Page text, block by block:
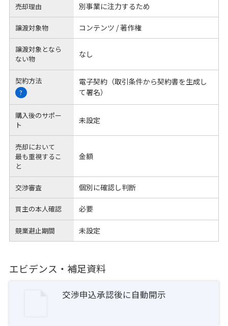
売却理由 別事業に注力するため
譲渡対象物 コンテンツ / 著作権
譲渡対象となら
ない物
なし
契約方法
?
電子契約（取引条件から契約書を生成し
て署名）
購入後のサポー
ト
未設定
売却において
最も重視するこ
と
金額
交渉審査 個別に確認し判断
買主の本人確認 必要
競業避止期間 未設定
エビデンス・補足資料
交渉申込承認後に自動開示